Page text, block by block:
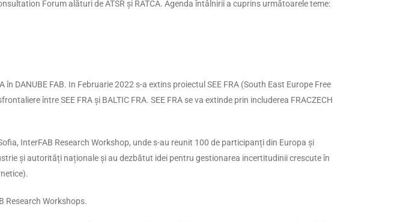
Forum alături de ATSR și RATCA. Agenda întâlnirii a cuprins următoarele teme:
DANUBE FAB. In Februarie 2022 s-a extins proiectul SEE FRA (South East Europe Free
între SEE FRA și BALTIC FRA. SEE FRA se va extinde prin includerea FRACZECH
InterFAB Research Workshop, unde s-au reunit 100 de participanți din Europa și
și autorități naționale și au dezbătut idei pentru gestionarea incertitudinii crescute în
Research Workshops.